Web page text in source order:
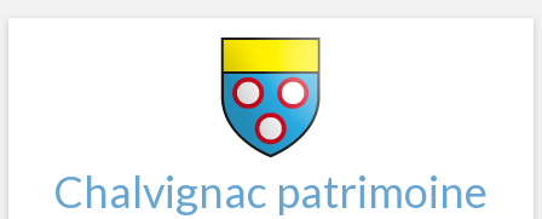
Chalvignac patrimoine